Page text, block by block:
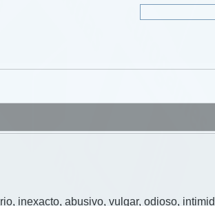
inexacto, abusivo, vulgar, odioso,